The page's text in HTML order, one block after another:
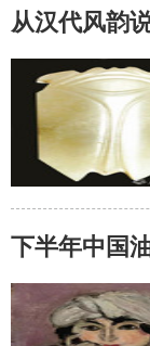
从汉代风韵
下半年中国